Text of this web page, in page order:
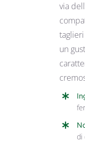
via
un
di